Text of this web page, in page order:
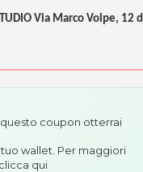
Via Marco Volpe, 12
coupon otterrai
wallet. Per maggiori
clicca qui